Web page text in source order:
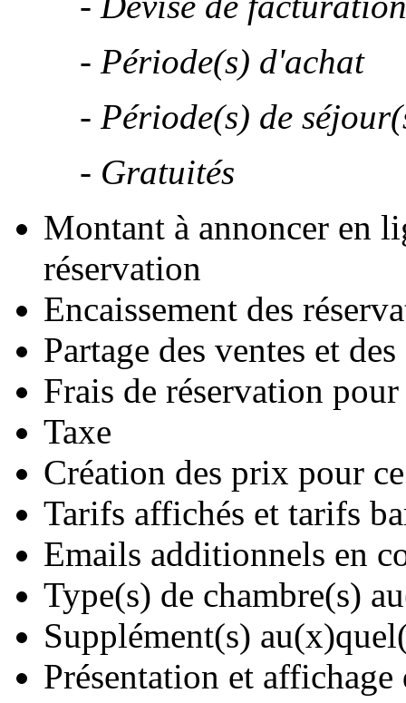
- Période(s) d'achat
- Période(s) de
- Gratuités
Montant à annoncer en
réservation
Encaissement des
Partage des ventes et
Frais de réservation
Taxe
Création des prix pour
Tarifs affichés et tarifs
Emails additionnels en
Type(s) de chambre(s)
Supplément(s)
Présentation et